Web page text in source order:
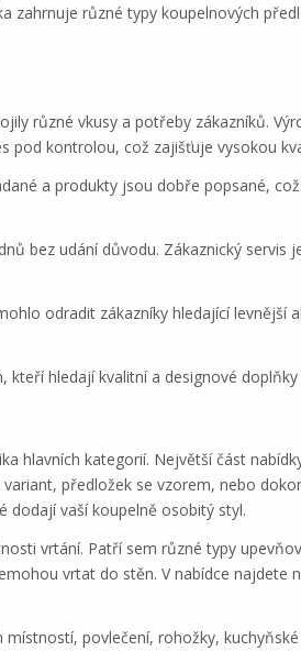
různé typy koupelnových
různé vkusy a potřeby zákazníků.
pod kontrolou, což zajišťuje vysokou
a produkty jsou dobře popsané,
bez udání důvodu. Zákaznický servis
odradit zákazníky hledající levnější
hledají kvalitní a designové
hlavních kategorií. Největší část
předložek se vzorem, nebo
dodají vaší koupelně osobitý styl.
vrtání. Patří sem různé typy
vrtat do stěn. V nabídce najdete
povlečení, rohožky,